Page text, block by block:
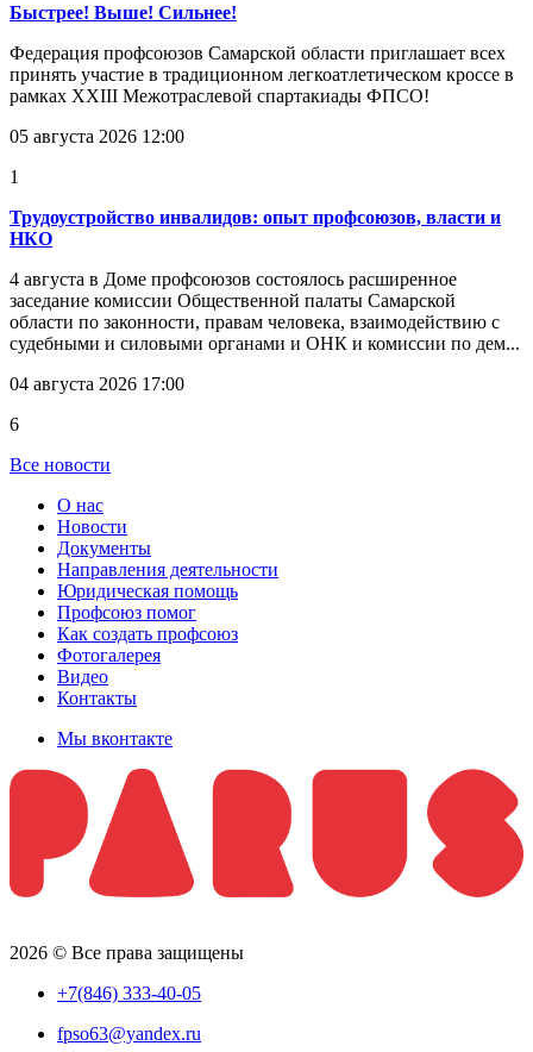
Быстрее! Выше! Сильнее!
Федерация профсоюзов Самарской области приглашает всех
принять участие в традиционном легкоатлетическом кроссе в
рамках XXIII Межотраслевой спартакиады ФПСО!
05 августа 2026 12:00
1
Трудоустройство инвалидов: опыт профсоюзов, власти и
НКО
4 августа в Доме профсоюзов состоялось расширенное
заседание комиссии Общественной палаты Самарской
области по законности, правам человека, взаимодействию с
судебными и силовыми органами и ОНК и комиссии по дем...
04 августа 2026 17:00
6
Все новости
О нас
Новости
Документы
Направления деятельности
Юридическая помощь
Профсоюз помог
Как создать профсоюз
Фотогалерея
Видео
Контакты
Мы вконтакте
2026 © Все права защищены
+7(846) 333-40-05
fpso63@yandex.ru